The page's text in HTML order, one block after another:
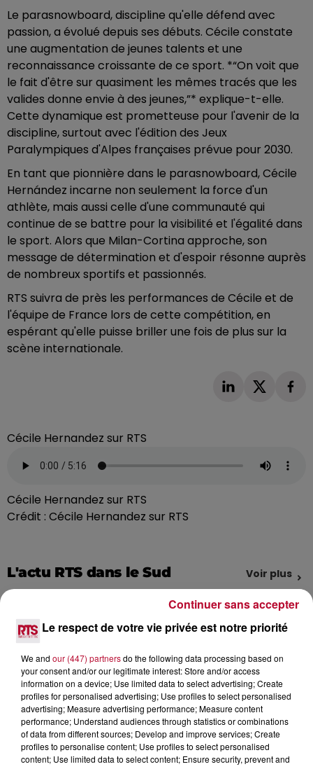
Le parasnowboard, discipline qu'elle défend avec
passion, a évolué depuis ses débuts. Cécile constate
une augmentation de jeunes talents et une
reconnaissance croissante de ce sport. *“On voit que
le fait d'être sur quasiment les mêmes tracés que les
valides donne envie à des jeunes,”* explique-t-elle.
Cette dynamique est prometteuse pour l'avenir de la
discipline, surtout avec l'édition des Jeux
Paralympiques d'Alpes françaises prévue pour 2030.
En tant que pionnière dans le parasnowboard, Cécile
Hernández incarne non seulement la force d'un
athlète, mais aussi celle d'une communauté qui
continue de se battre pour la visibilité et l'égalité dans
le sport. Alors que Milan-Cortina approche, son
message de détermination et d'espoir résonne auprès
de nombreux sportifs et passionnés.
RTS suivra de près les performances de Cécile et de
l'équipe de France lors de cette compétition, en
espérant qu'elle puisse briller une fois de plus sur la
scène internationale.
Cécile Hernandez sur RTS
Cécile Hernandez sur RTS
Crédit : Cécile Hernandez sur RTS
L'actu RTS dans le Sud Voir plus
Le respect de votre vie privée est notre priorité
We and our (447) partnersdo the following data processing based on
your consent and/or our legitimate interest: Store and/or access
information on a device; Use limited data to select advertising; Create
profiles for personalised advertising; Use profiles to select personalised
advertising; Measure advertising performance; Measure content
performance; Understand audiences through statistics or combinations
of data from different sources; Develop and improve services; Create
profiles to personalise content; Use profiles to select personalised
content; Use limited data to select content; Ensure security, prevent and
Continuer sans accepter